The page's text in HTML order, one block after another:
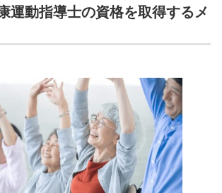
運動指導士の資格を取得するメ